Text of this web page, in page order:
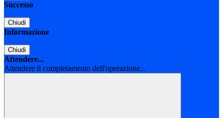
Successo
Chiudi
Informazione
Chiudi
Attendere...
Attendere il completamento dell'operazione...